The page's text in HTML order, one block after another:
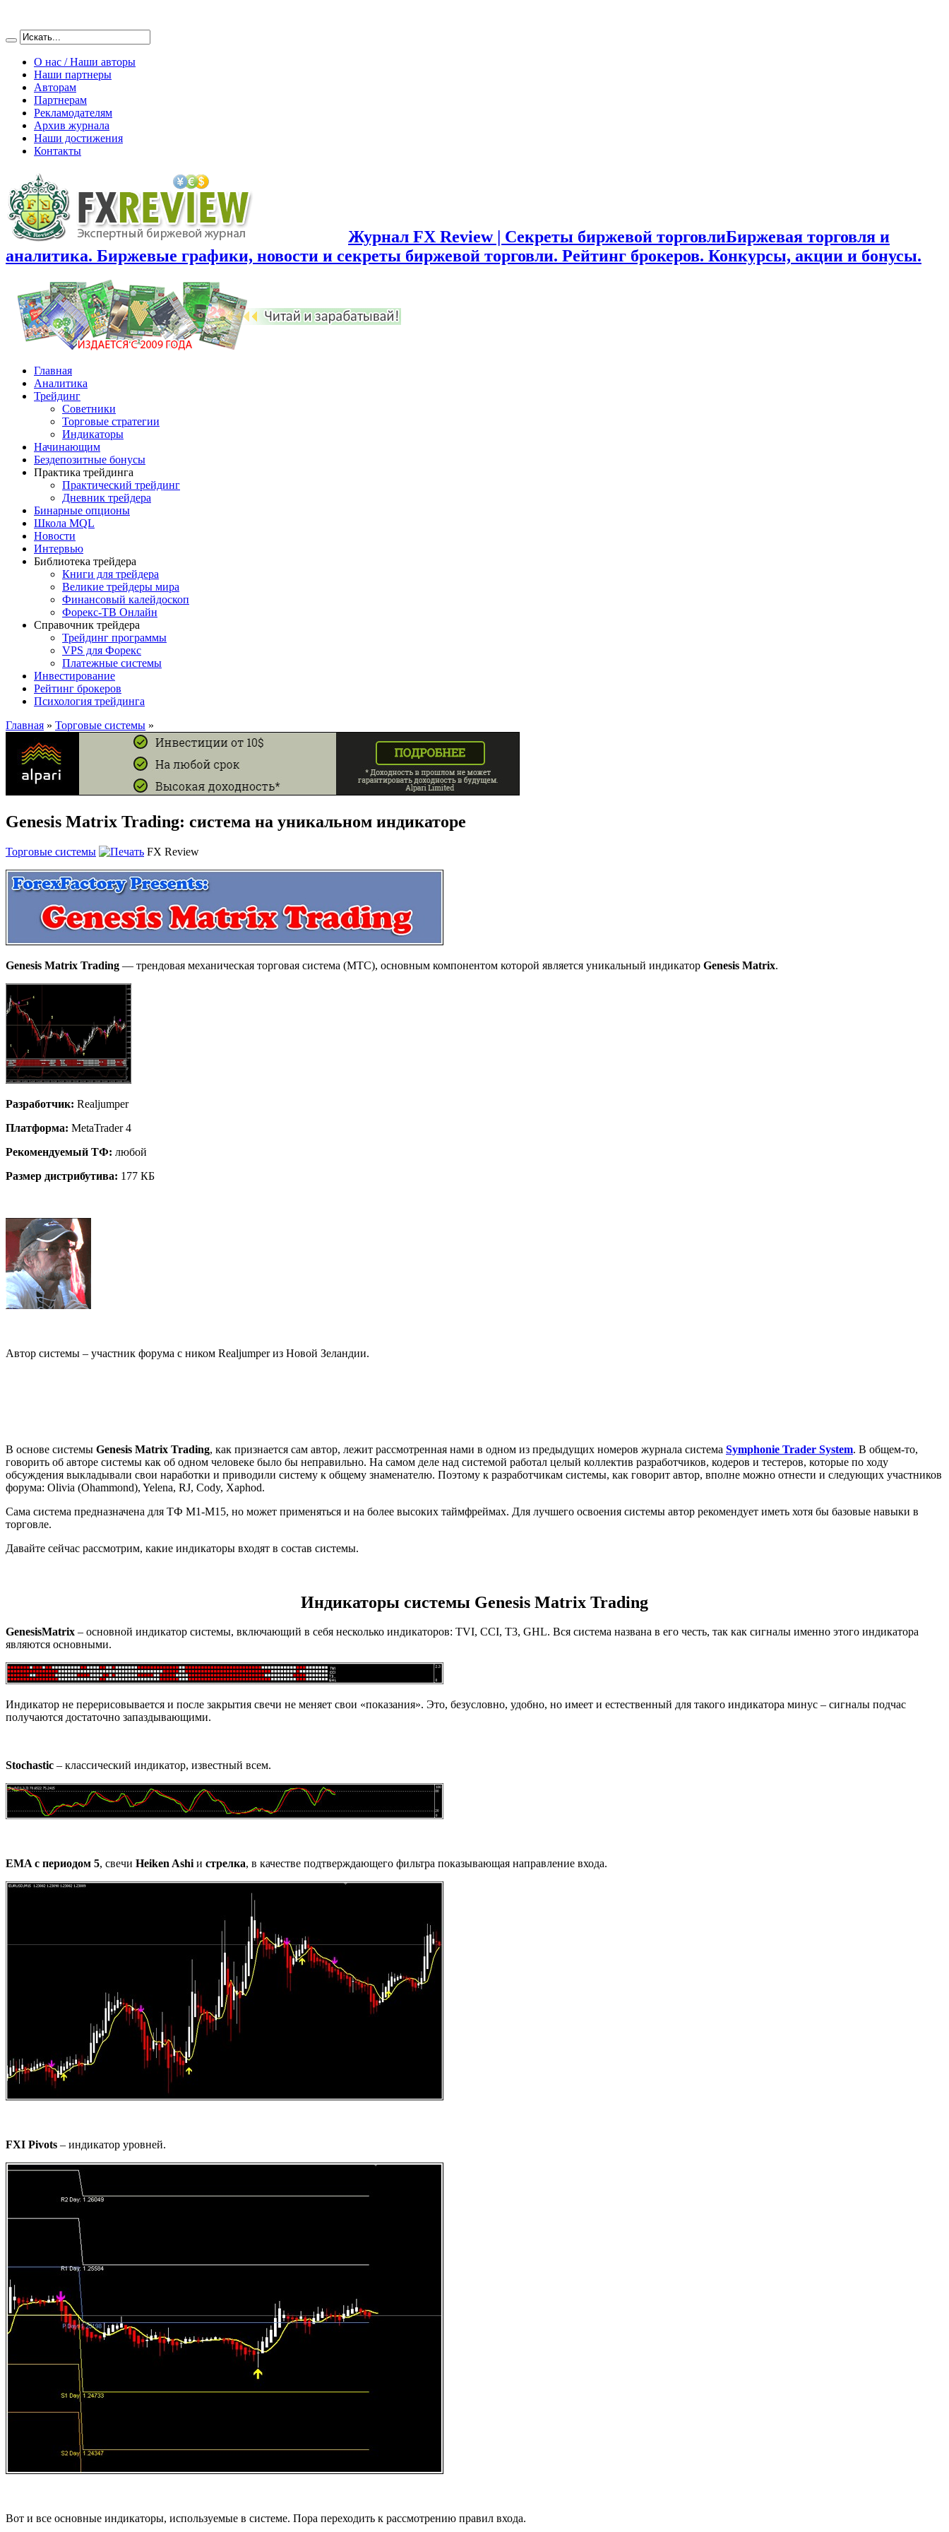
О нас / Наши авторы
Наши партнеры
Авторам
Партнерам
Рекламодателям
Архив журнала
Наши достижения
Контакты
Журнал FX Review | Секреты биржевой торговлиБиржевая торговля и
аналитика. Биржевые графики, новости и секреты биржевой торговли. Рейтинг брокеров. Конкурсы, акции и бонусы.
Главная
Аналитика
Трейдинг
Советники
Торговые стратегии
Индикаторы
Начинающим
Бездепозитные бонусы
Практика трейдинга
Практический трейдинг
Дневник трейдера
Бинарные опционы
Школа MQL
Новости
Интервью
Библиотека трейдера
Книги для трейдера
Великие трейдеры мира
Финансовый калейдоскоп
Форекс-ТВ Онлайн
Справочник трейдера
Трейдинг программы
VPS для Форекс
Платежные системы
Инвестирование
Рейтинг брокеров
Психология трейдинга
Главная » Торговые системы »
Genesis Matrix Trading: система на уникальном индикаторе
Торговые системы FX Review
Genesis Matrix Trading — трендовая механическая торговая система (МТС), основным компонентом которой является уникальный индикатор Genesis Matrix.
Разработчик: Realjumper
Платформа: MetaTrader 4
Рекомендуемый ТФ: любой
Размер дистрибутива: 177 КБ
Автор системы – участник форума с ником Realjumper из Новой Зеландии.
В основе системы Genesis Matrix Trading, как признается сам автор, лежит рассмотренная нами в одном из предыдущих номеров журнала система Symphonie Trader System. В общем-то,
говорить об авторе системы как об одном человеке было бы неправильно. На самом деле над системой работал целый коллектив разработчиков, кодеров и тестеров, которые по ходу
обсуждения выкладывали свои наработки и приводили систему к общему знаменателю. Поэтому к разработчикам системы, как говорит автор, вполне можно отнести и следующих участников
форума: Olivia (Ohammond), Yelena, RJ, Cody, Xaphod.
Сама система предназначена для ТФ M1-M15, но может применяться и на более высоких таймфреймах. Для лучшего освоения системы автор рекомендует иметь хотя бы базовые навыки в
торговле.
Давайте сейчас рассмотрим, какие индикаторы входят в состав системы.
Индикаторы системы Genesis Matrix Trading
GenesisMatrix – основной индикатор системы, включающий в себя несколько индикаторов: TVI, CCI, T3, GHL. Вся система названа в его честь, так как сигналы именно этого индикатора
являются основными.
Индикатор не перерисовывается и после закрытия свечи не меняет свои «показания». Это, безусловно, удобно, но имеет и естественный для такого индикатора минус – сигналы подчас
получаются достаточно запаздывающими.
Stochastic – классический индикатор, известный всем.
EMA с периодом 5, свечи Heiken Ashiи стрелка, в качестве подтверждающего фильтра показывающая направление входа.
FXI Pivots – индикатор уровней.
Вот и все основные индикаторы, используемые в системе. Пора переходить к рассмотрению правил входа.